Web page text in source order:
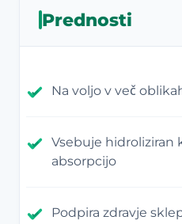
Prednosti
Na voljo v več
Vsebuje hidroliziran
absorpcijo
Podpira zdravje